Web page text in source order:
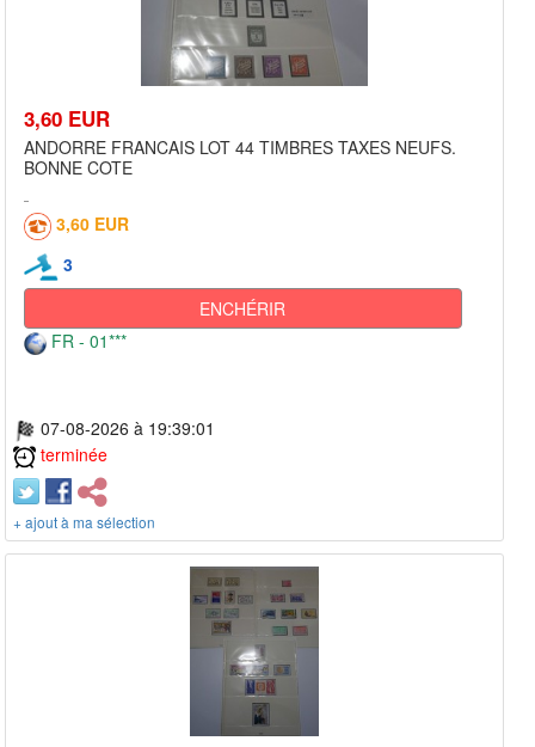
3,60 EUR
ANDORRE FRANCAIS LOT 44 TIMBRES TAXES NEUFS.
BONNE COTE
3,60 EUR
3
ENCHÉRIR
FR - 01***
07-08-2026 à 19:39:01
terminée
+ ajout à ma sélection